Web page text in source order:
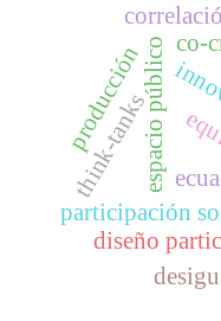
participación
espacio público
diseño
co-
think-tanks
producción